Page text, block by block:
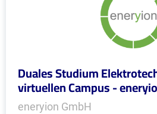
Duales Studium
virtuellen Campus -
eneryion GmbH